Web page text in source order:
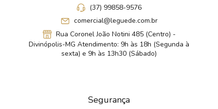
(37) 99858-9576
comercial@leguede.com.br
Rua Coronel João Notini 485 (Centro) -
Divinópolis-MG Atendimento: 9h às 18h (Segunda à
sexta) e 9h às 13h30 (Sábado)
Segurança